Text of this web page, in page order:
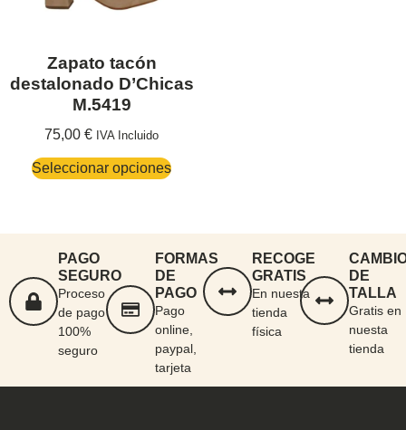
Zapato tacón
destalonado D’Chicas
M.5419
75,00 € IVA Incluido
Seleccionar opciones
PAGO
SEGURO
Proceso
de pago
100%
seguro
FORMAS
DE
PAGO
Pago
online,
paypal,
tarjeta
RECOGE
GRATIS
En nuesta
tienda
física
DE
TALLA
Gratis en
nuesta
tienda